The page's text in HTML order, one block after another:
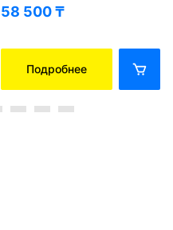
58 500₸
Подробнее